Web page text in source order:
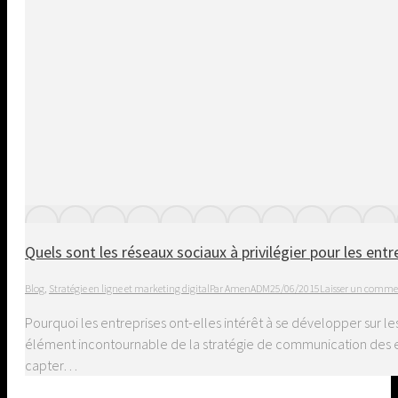
Quels sont les réseaux sociaux à privilégier pour les
Blog Stratégie en ligne et marketing digitalParAmenADM25/06/2015Laisser un
Pourquoi les entreprises ont-elles intérêt à se développer sur
élément incontournable de la stratégie de communication des
capter…